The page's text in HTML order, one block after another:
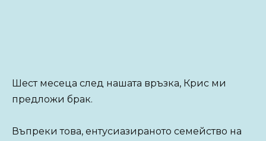
Шест месеца след нашата връзка, Крис ми
предложи брак.
Въпреки това, ентусиазираното семейство на